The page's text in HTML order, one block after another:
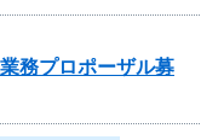
務プロポーザル募